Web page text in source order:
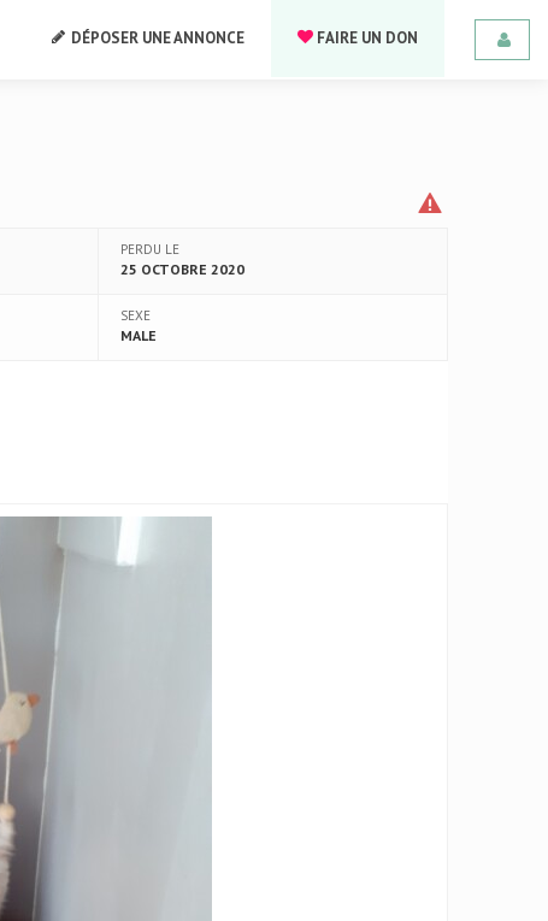
DÉPOSER UNE ANNONCE FAIRE UN DON
PERDU LE
25 OCTOBRE 2020
SEXE
MALE